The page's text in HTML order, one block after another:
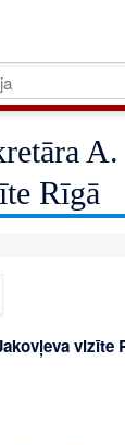
A.
Rīgā
vizīte